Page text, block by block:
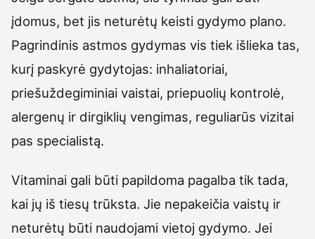
įdomus, bet jis neturėtų keisti gydymo plano.
Pagrindinis astmos gydymas vis tiek išlieka tas,
kurį paskyrė gydytojas: inhaliatoriai,
priešuždegiminiai vaistai, priepuolių kontrolė,
alergenų ir dirgiklių vengimas, reguliarūs vizitai
pas specialistą.
Vitaminai gali būti papildoma pagalba tik tada,
kai jų iš tiesų trūksta. Jie nepakeičia vaistų ir
neturėtų būti naudojami vietoj gydymo. Jei